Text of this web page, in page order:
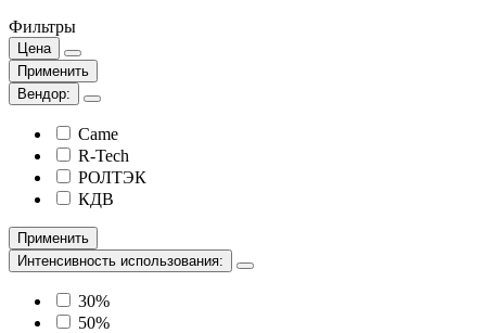
Фильтры
Цена
Применить
Вендор:
Came
R-Tech
РОЛТЭК
КДВ
Применить
Интенсивность использования:
30%
50%